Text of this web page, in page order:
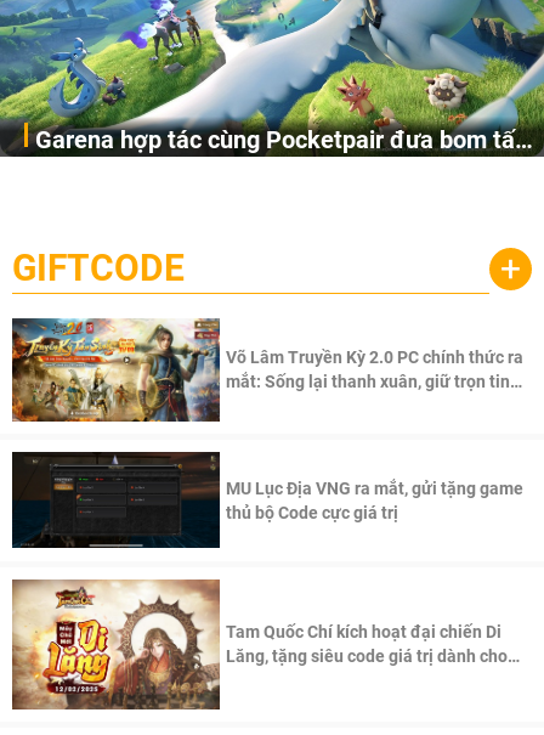
Garena hợp tác cùng Pocketpair đưa bom tấn
cầu, theo giấy phép chính thức từ công ty game Nhật Bản
Pocketpair, Inc.
GIFTCODE +
Võ Lâm Truyền Kỳ 2.0 PC chính thức ra
mắt: Sống lại thanh xuân, giữ trọn tinh
MU Lục Địa VNG ra mắt, gửi tặng game
thủ bộ Code cực giá trị
Tam Quốc Chí kích hoạt đại chiến Di
Lăng, tặng siêu code giá trị dành cho